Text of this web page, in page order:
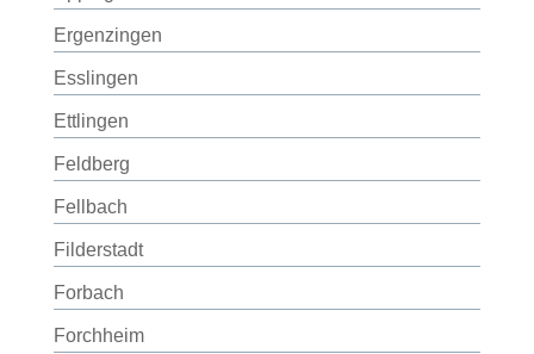
Ergenzingen
Esslingen
Ettlingen
Feldberg
Fellbach
Filderstadt
Forbach
Forchheim